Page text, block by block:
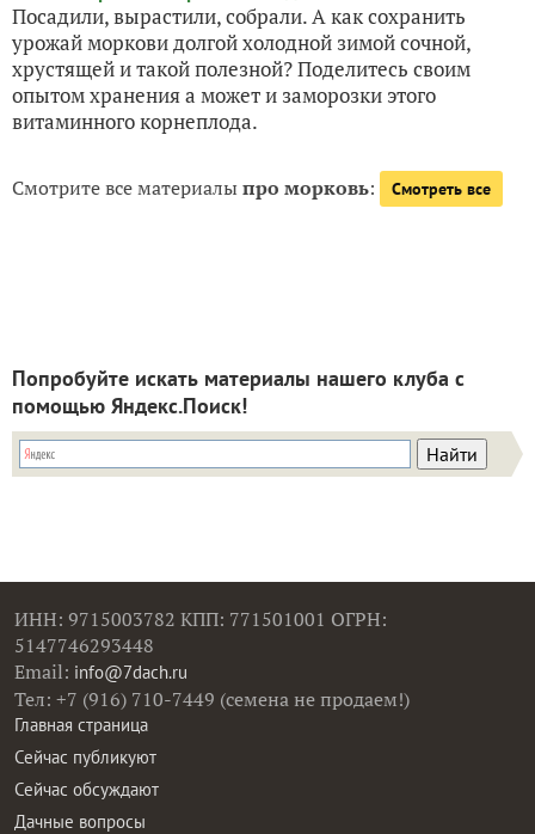
Посадили, вырастили, собрали. А как сохранить
урожай моркови долгой холодной зимой сочной,
хрустящей и такой полезной? Поделитесь своим
опытом хранения а может и заморозки этого
витаминного корнеплода.
Смотрите все материалыпро морковь: Смотреть все
Попробуйте искать материалы нашего клуба с
помощью Яндекс.Поиск!
ИНН: 9715003782 КПП: 771501001 ОГРН:
5147746293448
Email: info@7dach.ru
Тел: +7 (916) 710-7449 (семена не продаем!)
Главная страница
Сейчас публикуют
Сейчас обсуждают
Дачные вопросы